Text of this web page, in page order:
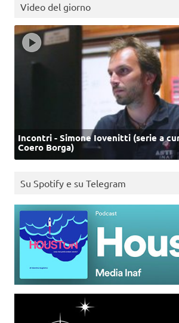
Video del giorno
Incontri - Simone Iovenitti (serie a
Coero Borga)
Su Spotify e su Telegram